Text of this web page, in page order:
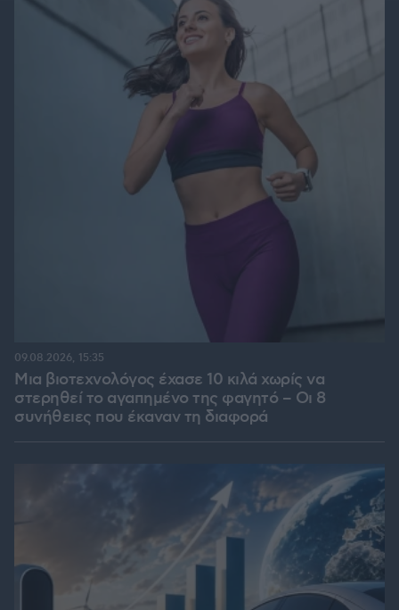
Μια βιοτεχνολόγος έχασε 10 κιλά χωρίς να
στερηθεί το αγαπημένο της φαγητό – Οι 8
συνήθειες που έκαναν τη διαφορά
09.08.2026, 15:35